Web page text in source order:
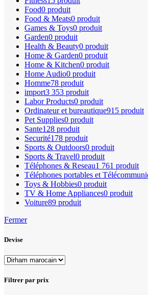
Food0 produit
Food & Meats0 produit
Games & Toys0 produit
Garden0 produit
Health & Beauty0 produit
Home & Garden0 produit
Home & Kitchen0 produit
Home Audio0 produit
Homme78 produit
import3 353 produit
Labor Products0 produit
Ordinateur et bureautique915 produit
Pet Supplies0 produit
Sante128 produit
Securité178 produit
Sports & Outdoors0 produit
Sports & Travel0 produit
Téléphones & Reseau1 761 produit
Téléphones portables et
Toys & Hobbies0 produit
TV & Home Appliances0 produit
Voiture89 produit
Fermer
Devise
Filtrer par prix